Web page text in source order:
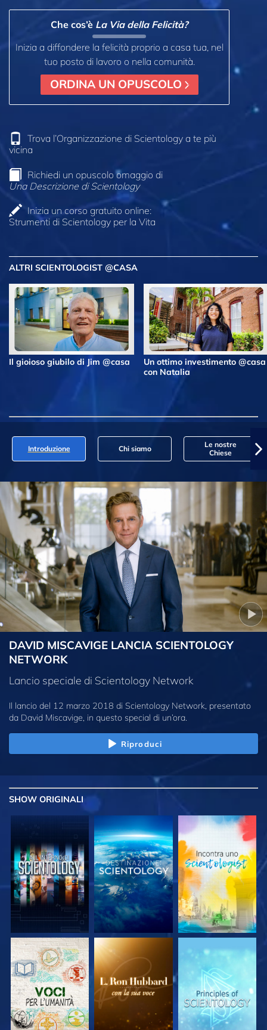
Che cos’è La Via della Felicità?
Inizia a diffondere la felicità proprio a casa tua, nel
tuo posto di lavoro o nella comunità.
ORDINA UN OPUSCOLO
Trova l’Organizzazione di Scientology a te più
vicina
Richiedi un opuscolo omaggio di
Una Descrizione di Scientology
Inizia un corso gratuito online:
Strumenti di Scientology per la Vita
ALTRI SCIENTOLOGIST @CASA
Il gioioso giubilo di Jim @casa
Un ottimo investimento @casa
con Natalia
Introduzione Chi siamo
Le nostre
Chiese
DAVID MISCAVIGE LANCIA SCIENTOLOGY
NETWORK
Lancio speciale di Scientology Network
Il lancio del 12 marzo 2018 di Scientology Network, presentato
da David Miscavige, in questo special di un’ora.
Riproduci
SHOW ORIGINALI
ESPLORA LE
SERIE
ESPLORA LE
SERIE
ESPLORA LE
SERIE